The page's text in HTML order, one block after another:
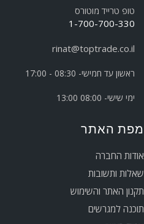
טופ טרייד מוטורס
1-700-700-330
rinat@toptrade.co.il
ראשון עד חמישי- 08:30 - 17:00
ימי שישי- 08:00 13:00
מפת האתר
אודות החברה
שאלות ותשובות
תקנון האתר והשימוש
תוכנה למגרשים